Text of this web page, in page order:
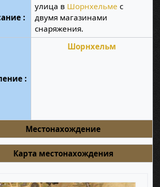
:
улица в Шорнхельме с
двумя магазинами
снаряжения.
:
Шорнхельм
Местонахождение
Карта местонахождения